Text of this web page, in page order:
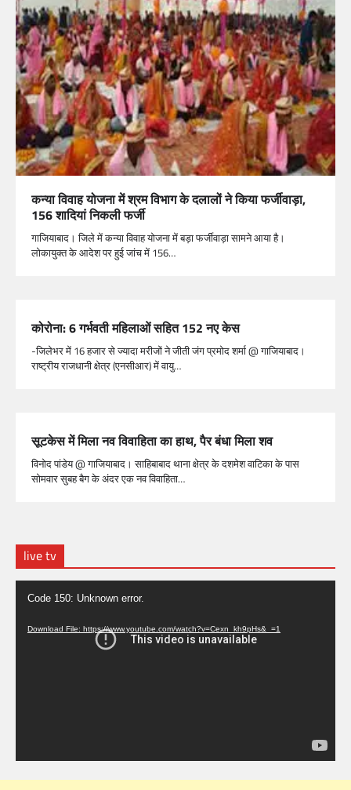
कन्या विवाह योजना में श्रम विभाग के दलालों ने किया फर्जीवाड़ा,
156 शादियां निकली फर्जी
गाजियाबाद। जिले में कन्या विवाह योजना में बड़ा फर्जीवाड़ा सामने आया है।
लोकायुक्त के आदेश पर हुई जांच में 156…
कोरोना: 6 गर्भवती महिलाओं सहित 152 नए केस
-जिलेभर में 16 हजार से ज्यादा मरीजों ने जीती जंग प्रमोद शर्मा @ गाजियाबाद।
राष्ट्रीय राजधानी क्षेत्र (एनसीआर) में वायु…
सूटकेस में मिला नव विवाहिता का हाथ, पैर बंधा मिला शव
विनोद पांडेय @ गाजियाबाद। साहिबाबाद थाना क्षेत्र के दशमेश वाटिका के पास
सोमवार सुबह बैग के अंदर एक नव विवाहिता…
live tv
Video
Code 150: Unknown error.
Download File: https://www.youtube.com/watch?v=Cexn_kh9pHs&_=1